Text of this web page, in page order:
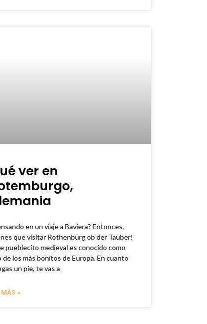
ver en
en un viaje a Baviera? Entonces,
que visitar Rothenburg ob der Tauber!
pueblecito medieval es conocido como
de los más bonitos de Europa. En cuanto
un pie, te vas a
MÁS »